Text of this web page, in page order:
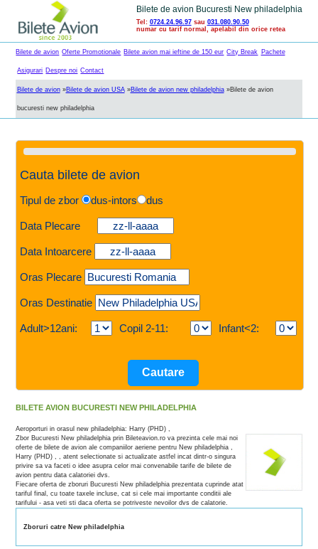
Bilete de avion Bucuresti New philadelphia
Tel: 0724.24.96.97sau 031.080.90.50
numar cu tarif normal, apelabil din orice retea
Bilete de avion Oferte Promotionale Bilete avion mai ieftine de 150 eur City Break Pachete
Asigurari Despre noi Contact
Bilete de avion»Bilete de avion USA»Bilete de avion new philadelphia»Bilete de avion
bucuresti new philadelphia
Cauta bilete de avion
Tipul de zbor dus-intors dus
Data Plecare
Data Intoarcere
Oras Plecare
Oras Destinatie
Adult>12ani: Copil 2-11: Infant<2:
BILETE AVION BUCURESTI NEW PHILADELPHIA
Aeroporturi in orasul new philadelphia: Harry (PHD) ,
Zbor Bucuresti New philadelphia prin Bileteavion.ro va prezinta cele mai noi
oferte de bilete de avion ale companiilor aeriene pentru New philadelphia ,
Harry (PHD) , , atent selectionate si actualizate astfel incat dintr-o singura
privire sa va faceti o idee asupra celor mai convenabile tarife de bilete de
avion pentru data calatoriei dvs.
Fiecare oferta de zboruri Bucuresti New philadelphia prezentata cuprinde atat
tariful final, cu toate taxele incluse, cat si cele mai importante conditii ale
tarifului - asa veti sti daca oferta se potriveste nevoilor dvs de calatorie.
Zboruri catre New philadelphia